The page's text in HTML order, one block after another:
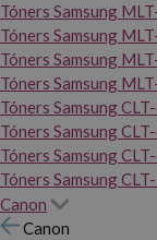
Tóners Samsung
Tóners Samsung
Tóners Samsung
Tóners Samsung
Tóners Samsung
Tóners Samsung
Tóners Samsung
Tóners Samsung
Canon
Canon